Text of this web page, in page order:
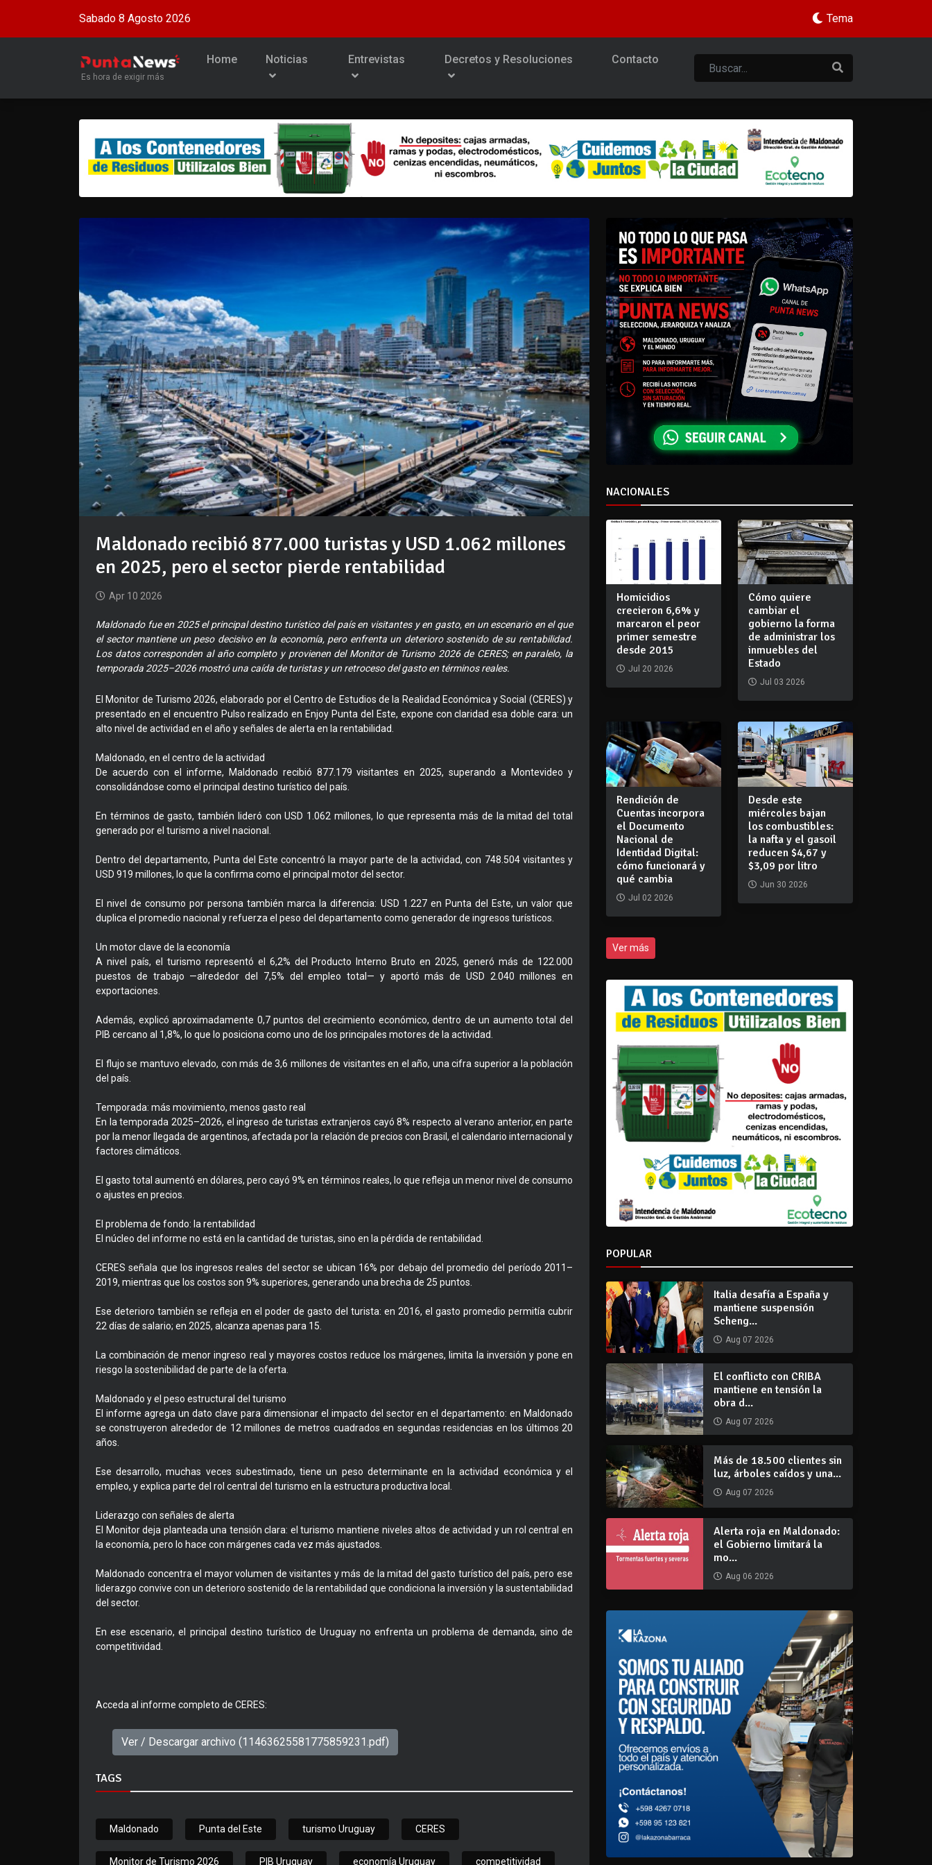
Sabado 8 Agosto 2026 Tema
Es hora de exigir más
Home Noticias Entrevistas Decretos y Resoluciones Contacto
Maldonado recibió 877.000 turistas y USD 1.062 millones
en 2025, pero el sector pierde rentabilidad
Apr 10 2026
Maldonado fue en 2025 el principal destino turístico del país en visitantes y en gasto, en un escenario en el que
el sector mantiene un peso decisivo en la economía, pero enfrenta un deterioro sostenido de su rentabilidad.
Los datos corresponden al año completo y provienen del Monitor de Turismo 2026 de CERES; en paralelo, la
temporada 2025–2026 mostró una caída de turistas y un retroceso del gasto en términos reales.
El Monitor de Turismo 2026, elaborado por el Centro de Estudios de la Realidad Económica y Social (CERES) y
presentado en el encuentro Pulso realizado en Enjoy Punta del Este, expone con claridad esa doble cara: un
alto nivel de actividad en el año y señales de alerta en la rentabilidad.
Maldonado, en el centro de la actividad
De acuerdo con el informe, Maldonado recibió 877.179 visitantes en 2025, superando a Montevideo y
consolidándose como el principal destino turístico del país.
En términos de gasto, también lideró con USD 1.062 millones, lo que representa más de la mitad del total
generado por el turismo a nivel nacional.
Dentro del departamento, Punta del Este concentró la mayor parte de la actividad, con 748.504 visitantes y
USD 919 millones, lo que la confirma como el principal motor del sector.
El nivel de consumo por persona también marca la diferencia: USD 1.227 en Punta del Este, un valor que
duplica el promedio nacional y refuerza el peso del departamento como generador de ingresos turísticos.
Un motor clave de la economía
A nivel país, el turismo representó el 6,2% del Producto Interno Bruto en 2025, generó más de 122.000
puestos de trabajo —alrededor del 7,5% del empleo total— y aportó más de USD 2.040 millones en
exportaciones.
Además, explicó aproximadamente 0,7 puntos del crecimiento económico, dentro de un aumento total del
PIB cercano al 1,8%, lo que lo posiciona como uno de los principales motores de la actividad.
El flujo se mantuvo elevado, con más de 3,6 millones de visitantes en el año, una cifra superior a la población
del país.
Temporada: más movimiento, menos gasto real
En la temporada 2025–2026, el ingreso de turistas extranjeros cayó 8% respecto al verano anterior, en parte
por la menor llegada de argentinos, afectada por la relación de precios con Brasil, el calendario internacional y
factores climáticos.
El gasto total aumentó en dólares, pero cayó 9% en términos reales, lo que refleja un menor nivel de consumo
o ajustes en precios.
El problema de fondo: la rentabilidad
El núcleo del informe no está en la cantidad de turistas, sino en la pérdida de rentabilidad.
CERES señala que los ingresos reales del sector se ubican 16% por debajo del promedio del período 2011–
2019, mientras que los costos son 9% superiores, generando una brecha de 25 puntos.
Ese deterioro también se refleja en el poder de gasto del turista: en 2016, el gasto promedio permitía cubrir
22 días de salario; en 2025, alcanza apenas para 15.
La combinación de menor ingreso real y mayores costos reduce los márgenes, limita la inversión y pone en
riesgo la sostenibilidad de parte de la oferta.
Maldonado y el peso estructural del turismo
El informe agrega un dato clave para dimensionar el impacto del sector en el departamento: en Maldonado
se construyeron alrededor de 12 millones de metros cuadrados en segundas residencias en los últimos 20
años.
Ese desarrollo, muchas veces subestimado, tiene un peso determinante en la actividad económica y el
empleo, y explica parte del rol central del turismo en la estructura productiva local.
Liderazgo con señales de alerta
El Monitor deja planteada una tensión clara: el turismo mantiene niveles altos de actividad y un rol central en
la economía, pero lo hace con márgenes cada vez más ajustados.
Maldonado concentra el mayor volumen de visitantes y más de la mitad del gasto turístico del país, pero ese
liderazgo convive con un deterioro sostenido de la rentabilidad que condiciona la inversión y la sustentabilidad
del sector.
En ese escenario, el principal destino turístico de Uruguay no enfrenta un problema de demanda, sino de
competitividad.
Acceda al informe completo de CERES:
Ver / Descargar archivo (11463625581775859231.pdf)
TAGS
Maldonado Punta del Este turismo Uruguay CERES
Monitor de Turismo 2026 PIB Uruguay economía Uruguay competitividad
NACIONALES
Homicidios
crecieron 6,6% y
marcaron el peor
primer semestre
desde 2015
Jul 20 2026
Cómo quiere
cambiar el
gobierno la forma
de administrar los
inmuebles del
Estado
Jul 03 2026
Rendición de
Cuentas incorpora
el Documento
Nacional de
Identidad Digital:
cómo funcionará y
qué cambia
Jul 02 2026
Desde este
miércoles bajan
los combustibles:
la nafta y el gasoil
reducen $4,67 y
$3,09 por litro
Jun 30 2026
Ver más
POPULAR
Italia desafía a España y
mantiene suspensión
Scheng...
Aug 07 2026
El conflicto con CRIBA
mantiene en tensión la
obra d...
Aug 07 2026
Más de 18.500 clientes sin
luz, árboles caídos y una...
Aug 07 2026
Alerta roja en Maldonado:
el Gobierno limitará la
mo...
Aug 06 2026